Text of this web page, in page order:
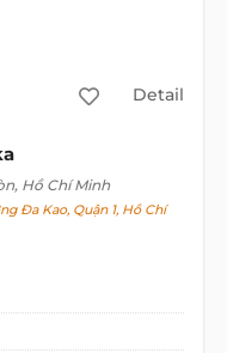
Detail
Hồ Chí Minh
Đa Kao, Quận 1, Hồ Chí